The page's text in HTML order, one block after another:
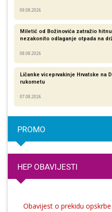
09.08.2026
Miletić od Božinovića zatražio
nezakonito odlaganje otpada na
08.08.2026
Ličanke viceprvakinje Hrvatske na
rukometu
07.08.2026
PROMO
HEP OBAVIJESTI
Obavijest o prekidu